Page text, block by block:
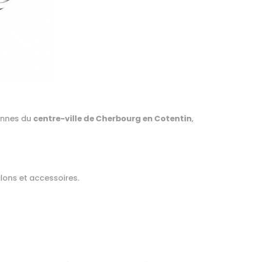
du centre-ville de Cherbourg en Cotentin,
et accessoires.